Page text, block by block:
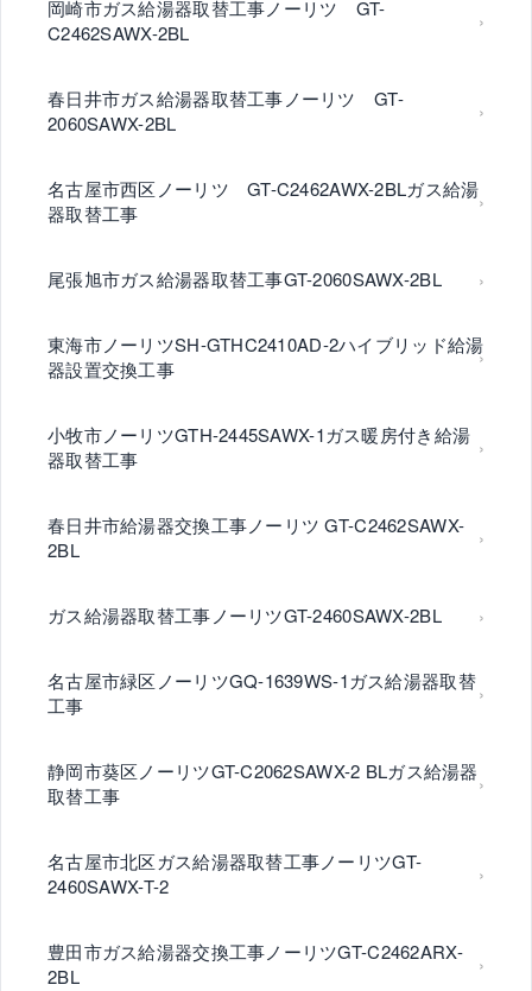
岡崎市ガス給湯器取替工事ノーリツ GT-
C2462SAWX-2BL
春日井市ガス給湯器取替工事ノーリツ GT-
2060SAWX-2BL
名古屋市西区ノーリツ GT-C2462AWX-2BLガス給湯
器取替工事
尾張旭市ガス給湯器取替工事GT-2060SAWX-2BL
東海市ノーリツSH-GTHC2410AD-2ハイブリッド給湯
器設置交換工事
小牧市ノーリツGTH-2445SAWX-1ガス暖房付き給湯
器取替工事
春日井市給湯器交換工事ノーリツ GT-C2462SAWX-
2BL
ガス給湯器取替工事ノーリツGT-2460SAWX-2BL
名古屋市緑区ノーリツGQ-1639WS-1ガス給湯器取替
工事
静岡市葵区ノーリツGT-C2062SAWX-2 BLガス給湯器
取替工事
名古屋市北区ガス給湯器取替工事ノーリツGT-
2460SAWX-T-2
豊田市ガス給湯器交換工事ノーリツGT-C2462ARX-
2BL